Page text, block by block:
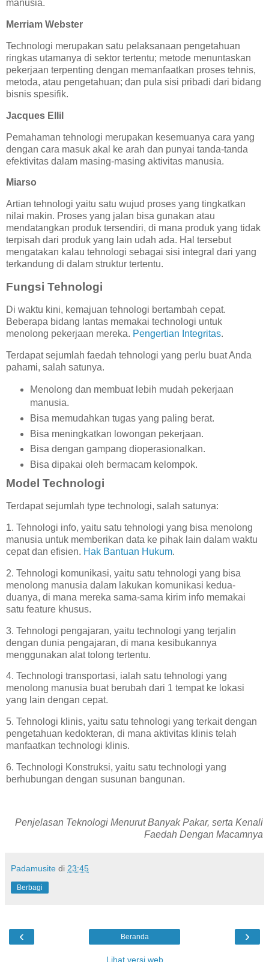
manusia.
Merriam Webster
Technologi merupakan satu pelaksanaan pengetahuan
ringkas utamanya di sektor tertentu; metode menuntaskan
pekerjaan terpenting dengan memanfaatkan proses tehnis,
metoda, atau pengetahuan; dan pula sisi pribadi dari bidang
bisnis spesifik.
Jacques Ellil
Pemahaman tehnologi merupakan kesemuanya cara yang
dengan cara masuk akal ke arah dan punyai tanda-tanda
efektivitas dalam masing-masing aktivitas manusia.
Miarso
Artian tehnologi yaitu satu wujud proses yang tingkatkan
nilai makin. Proses yang jalan bisa gunakan atau
mendatangkan produk tersendiri, di mana produk yang tidak
terpisah dari produk yang lain udah ada. Hal tersebut
mengatakan kalau tehnologi sebagai sisi integral dari yang
terkandung di dalam struktur tertentu.
Fungsi Tehnologi
Di waktu kini, kemajuan tehnologi bertambah cepat.
Beberapa bidang lantas memakai technologi untuk
menolong pekerjaan mereka. Pengertian Integritas.
Terdapat sejumlah faedah tehnologi yang perlu buat Anda
pahami, salah satunya.
Menolong dan membuat lebih mudah pekerjaan
manusia.
Bisa memudahkan tugas yang paling berat.
Bisa meningkatkan lowongan pekerjaan.
Bisa dengan gampang dioperasionalkan.
Bisa dipakai oleh bermacam kelompok.
Model Technologi
Terdapat sejumlah type technologi, salah satunya:
1. Tehnologi info, yaitu satu tehnologi yang bisa menolong
manusia untuk memberikan data ke pihak lain dalam waktu
cepat dan efisien. Hak Bantuan Hukum.
2. Tehnologi komunikasi, yaitu satu tehnologi yang bisa
menolong manusia dalam lakukan komunikasi kedua-
duanya, di mana mereka sama-sama kirim info memakai
satu feature khusus.
3. Tehnologi pengajaran, yaitu technologi yang terjalin
dengan dunia pengajaran, di mana kesibukannya
menggunakan alat tolong tertentu.
4. Technologi transportasi, ialah satu tehnologi yang
menolong manusia buat berubah dari 1 tempat ke lokasi
yang lain dengan cepat.
5. Tehnologi klinis, yaitu satu tehnologi yang terkait dengan
pengetahuan kedokteran, di mana aktivitas klinis telah
manfaatkan technologi klinis.
6. Technologi Konstruksi, yaitu satu technologi yang
berhubungan dengan susunan bangunan.
Penjelasan Teknologi Menurut Banyak Pakar, serta Kenali
Faedah Dengan Macamnya
Padamusite di 23:45
Berbagi
‹ ›
Beranda
Lihat versi web